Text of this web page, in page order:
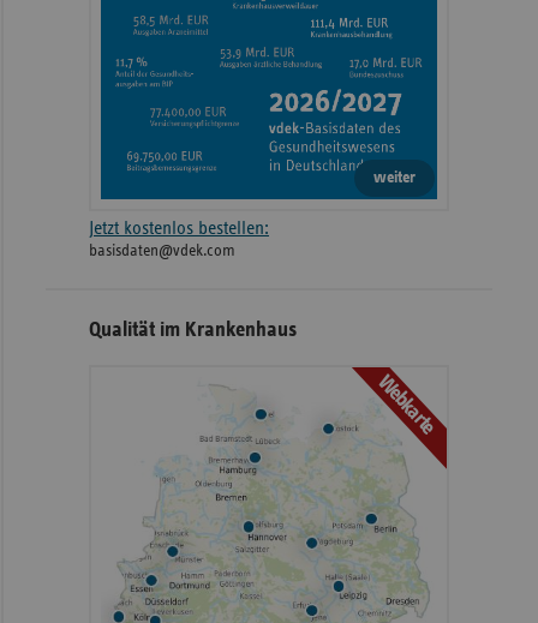
weiter
Jetzt kostenlos bestellen:
basisdaten@vdek.com
Qualität im Krankenhaus
Webkarte